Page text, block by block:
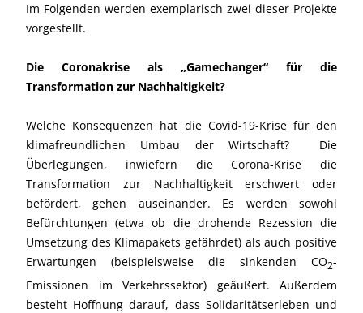
Im Folgenden werden exemplarisch zwei dieser Projekte
vorgestellt.
Die Coronakrise als „Gamechanger“ für die
Transformation zur Nachhaltigkeit?
Welche Konsequenzen hat die Covid-19-Krise für den
klimafreundlichen Umbau der Wirtschaft? Die
Überlegungen, inwiefern die Corona-Krise die
Transformation zur Nachhaltigkeit erschwert oder
befördert, gehen auseinander. Es werden sowohl
Befürchtungen (etwa ob die drohende Rezession die
Umsetzung des Klimapakets gefährdet) als auch positive
Erwartungen (beispielsweise die sinkenden CO2-
Emissionen im Verkehrssektor) geäußert. Außerdem
besteht Hoffnung darauf, dass Solidaritätserleben und